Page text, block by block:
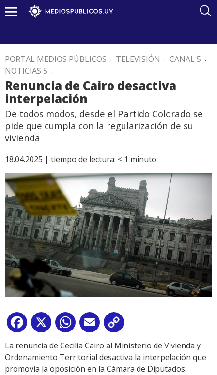
PORTAL MEDIOS PÚBLICOS . TELEVISIÓN . CANAL 5 .
NOTICIAS 5 .
Renuncia de Cairo desactiva
interpelación
De todos modos, desde el Partido Colorado se
pide que cumpla con la regularización de su
vivienda
18.04.2025 | tiempo de lectura: < 1 minuto
Facebook
X WhatsApp
Email
Link
La renuncia de Cecilia Cairo al Ministerio de Vivienda y
Ordenamiento Territorial desactiva la interpelación que
promovía la oposición en la Cámara de Diputados.